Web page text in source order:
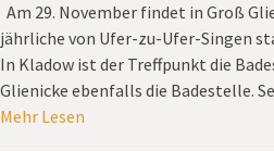
Am 29. November findet in Groß
jährliche von Ufer-zu-Ufer-Singen
In Kladow ist der Treffpunkt die
Glienicke ebenfalls die Badestelle.
Mehr Lesen